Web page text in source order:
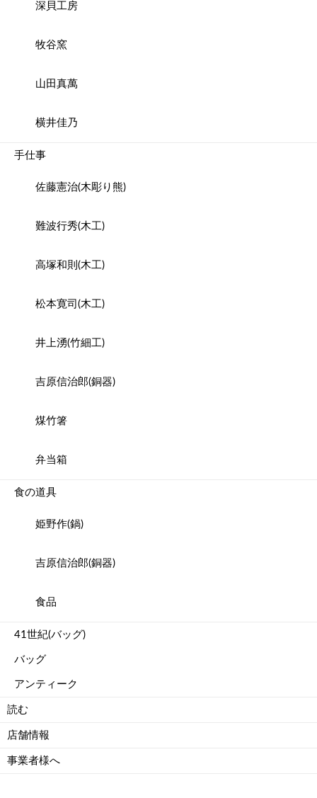
深貝工房
牧谷窯
山田真萬
横井佳乃
手仕事
佐藤憲治(木彫り熊)
難波行秀(木工)
高塚和則(木工)
松本寛司(木工)
井上湧(竹細工)
吉原信治郎(銅器)
煤竹箸
弁当箱
食の道具
姫野作(鍋)
吉原信治郎(銅器)
食品
41世紀(バッグ)
バッグ
アンティーク
読む
店舗情報
事業者様へ